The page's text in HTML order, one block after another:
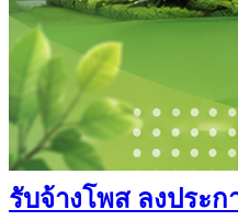
รับจ้างโพส ลงประก